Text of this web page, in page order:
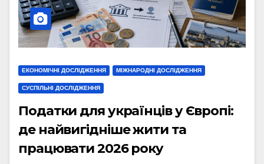
ЕКОНОМІЧНІ ДОСЛІДЖЕННЯ МІЖНАРОДНІ ДОСЛІДЖЕННЯ
СУСПІЛЬНІ ДОСЛІДЖЕННЯ
Податки для українців у Європі:
де найвигідніше жити та
працювати 2026 року